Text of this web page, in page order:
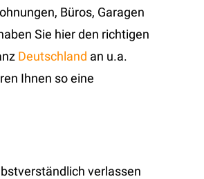
Büros, Garagen
Sie hier den richtigen
Deutschland an u.a.
Ihnen so eine
verlassen